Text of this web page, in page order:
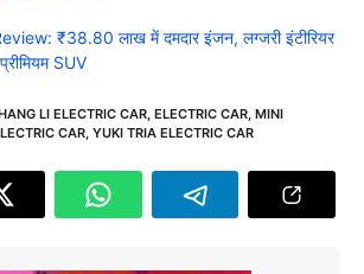
₹38.80 लाख में दमदार इंजन, लग्जरी इंटीरियर
SUV
LI ELECTRIC CAR, ELECTRIC CAR, MINI
CAR, YUKI TRIA ELECTRIC CAR